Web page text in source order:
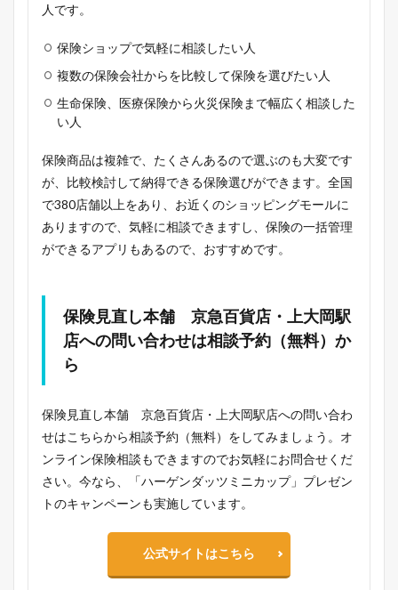
人です。
保険ショップで気軽に相談したい人
複数の保険会社からを比較して保険を選びたい人
生命保険、医療保険から火災保険まで幅広く相談した
い人
保険商品は複雑で、たくさんあるので選ぶのも大変です
が、比較検討して納得できる保険選びができます。全国
で380店舗以上をあり、お近くのショッピングモールに
ありますので、気軽に相談できますし、保険の一括管理
ができるアプリもあるので、おすすめです。
保険見直し本舗 京急百貨店・上大岡駅
店への問い合わせは相談予約（無料）か
ら
保険見直し本舗 京急百貨店・上大岡駅店への問い合わ
せはこちらから相談予約（無料）をしてみましょう。オ
ンライン保険相談もできますのでお気軽にお問合せくだ
さい。今なら、「ハーゲンダッツミニカップ」プレゼン
トのキャンペーンも実施しています。
公式サイトはこちら